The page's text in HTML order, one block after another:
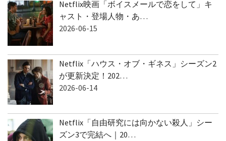
Netflix映画「ボイスメールで恋をして」キ
ャスト・登場人物・あ…
Netflix「ハウス・オブ・ギネス」シーズン2
が更新決定！202…
Netflix「自由研究には向かない殺人」シー